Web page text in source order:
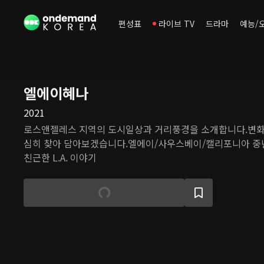
편성표 라이브 TV 드라마 예능/
엘에이혜나
2021
로스앤젤레스 지역의 도시일상과 거리풍경을 소개합니다.변
심히 찾아 담아보겠습니다.엘에이/사우스베이/캘리포니아
친근한 L.A. 이야기